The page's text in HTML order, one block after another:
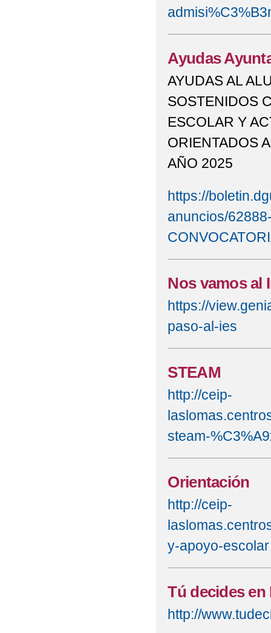
Ayudas
AYUDAS AL
SOSTENIDOS
ESCOLAR Y
ORIENTADOS
AÑO 2025
https://
anuncios/
Nos vamos al
https://
paso-al-ies
STEAM
http://ceip-
steam-
Orientación
http://ceip-
y-apoyo-escolar
Tú decides en
http://